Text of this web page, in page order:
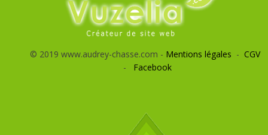
© 2019 www.audrey-chasse.com - Mentions légales - CGV
- Facebook